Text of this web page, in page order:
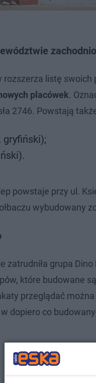
listę swoich
placówek.
2746. Powstają
powstaje przy ul.
wybudowany
zatrudniła grupa
które budowane
przeglądać
dopiero co